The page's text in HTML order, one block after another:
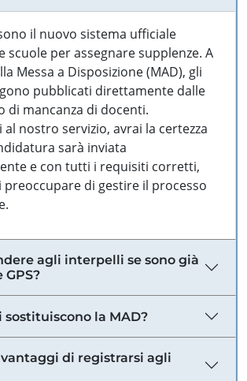
il nuovo sistema ufficiale
scuole per assegnare supplenze. A
Messa a Disposizione (MAD), gli
pubblicati direttamente dalle
di mancanza di docenti.
nostro servizio, avrai la certezza
sarà inviata
e con tutti i requisiti corretti,
preoccupare di gestire il processo
agli interpelli se sono già
la MAD?
di registrarsi agli